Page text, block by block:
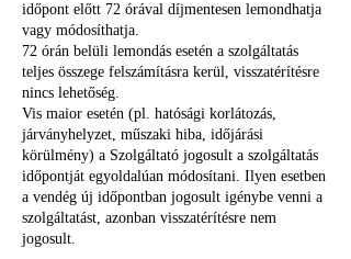
időpont előtt 72 órával díjmentesen lemondhatja
vagy módosíthatja.
72 órán belüli lemondás esetén a szolgáltatás
teljes összege felszámításra kerül, visszatérítésre
nincs lehetőség.
Vis maior esetén (pl. hatósági korlátozás,
járványhelyzet, műszaki hiba, időjárási
körülmény) a Szolgáltató jogosult a szolgáltatás
időpontját egyoldalúan módosítani. Ilyen esetben
a vendég új időpontban jogosult igénybe venni a
szolgáltatást, azonban visszatérítésre nem
jogosult.